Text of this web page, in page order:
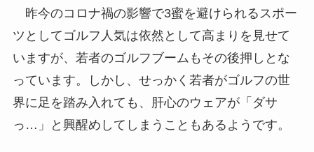
昨今のコロナ禍の影響で3蜜を避けられるスポー
ツとしてゴルフ人気は依然として高まりを見せて
いますが、若者のゴルフブームもその後押しとな
っています。しかし、せっかく若者がゴルフの世
界に足を踏み入れても、肝心のウェアが「ダサ
っ…」と興醒めしてしまうこともあるようです。